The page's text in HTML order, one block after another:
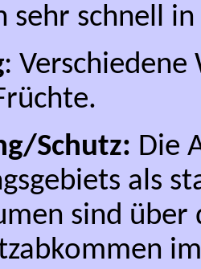
sehr schnell
:
Schutz: Die
als
sind über